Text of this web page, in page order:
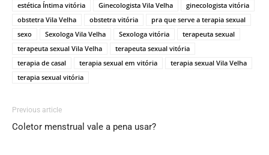
estética Íntima vitória
Ginecologista Vila Velha
ginecologista vitória
obstetra Vila Velha
obstetra vitória
pra que serve a terapia sexual
sexo
Sexologa Vila Velha Sexologa vitória
terapeuta sexual
terapeuta sexual Vila Velha
terapeuta sexual vitória
terapia de casal
terapia sexual em vitória
terapia sexual Vila Velha
terapia sexual vitória
Previous article
Coletor menstrual vale a pena usar?